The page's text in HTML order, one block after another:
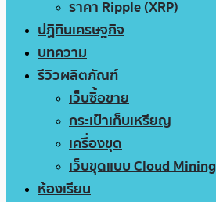
ราคา Ripple (XRP)
ปฏิทินเศรษฐกิจ
บทความ
รีวิวผลิตภัณฑ์
เว็บซื้อขาย
กระเป๋าเก็บเหรียญ
เครื่องขุด
เว็บขุดแบบ Cloud Mining
ห้องเรียน